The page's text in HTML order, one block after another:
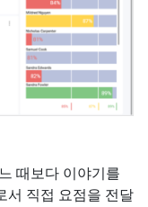
때보다 이야기를
서 직접 요점을 전달